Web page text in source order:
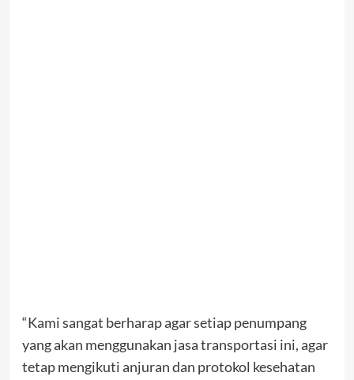
“Kami sangat berharap agar setiap penumpang
yang akan menggunakan jasa transportasi ini, agar
tetap mengikuti anjuran dan protokol kesehatan